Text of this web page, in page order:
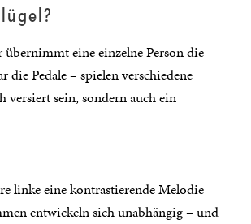
eine einzelne Person die
die Pedale – spielen verschiedene
sein, sondern auch ein
linke eine kontrastierende Melodie
entwickeln sich unabhängig – und